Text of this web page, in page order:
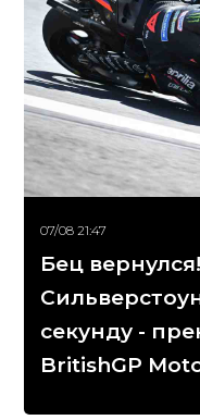
07/08 21:47
Бец
секунду -
BritishGP